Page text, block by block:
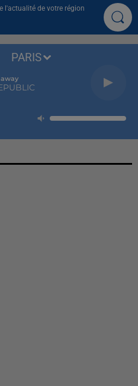
l'actualité de votre région
PARIS